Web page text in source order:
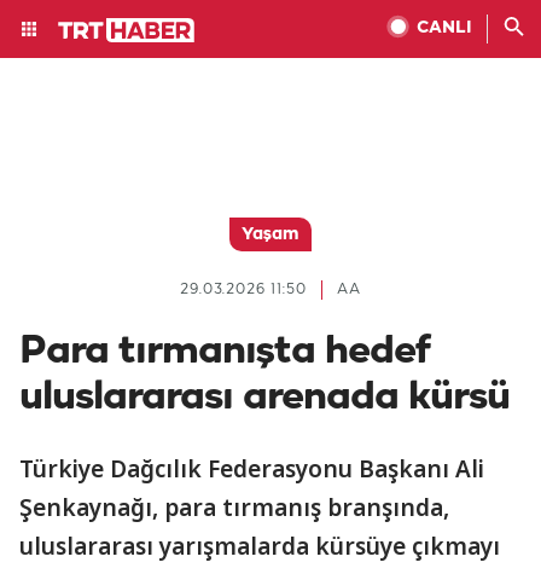
CANLI
Yaşam
AA
29.03.2026 11:50
Para tırmanışta hedef
uluslararası arenada kürsü
Türkiye Dağcılık Federasyonu Başkanı Ali
Şenkaynağı, para tırmanış branşında,
uluslararası yarışmalarda kürsüye çıkmayı